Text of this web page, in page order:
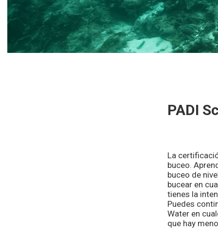
PADI
La
buceo.
buceo de
bucear en
tienes la
Puedes
Water en
que hay